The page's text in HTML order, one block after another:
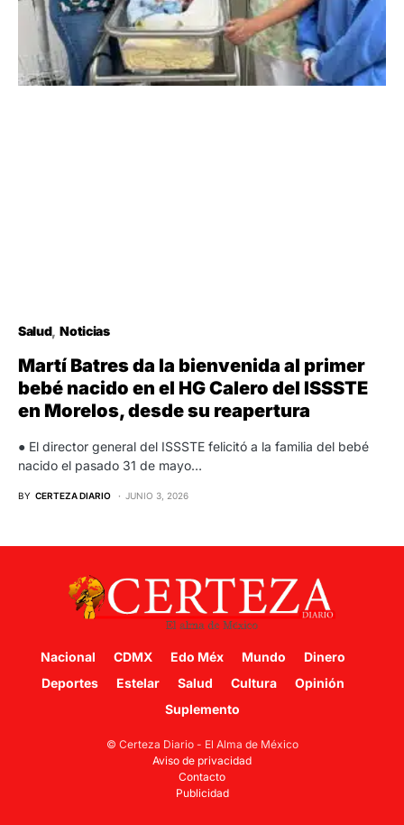
Salud Noticias
Martí Batres da la bienvenida al primer
bebé nacido en el HG Calero del ISSSTE
en Morelos, desde su reapertura
● El director general del ISSSTE felicitó a la familia del bebé
nacido el pasado 31 de mayo…
BY CERTEZA DIARIO JUNIO 3, 2026
Nacional CDMX Edo Méx Mundo
Dinero
Deportes
Estelar Salud Cultura
Opinión
Suplemento
© Certeza Diario - El Alma de México
Aviso de privacidad
Contacto
Publicidad